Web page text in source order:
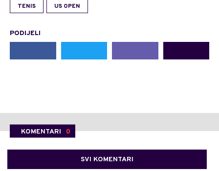
TENIS US OPEN
PODIJELI
KOMENTARI 0
SVI KOMENTARI